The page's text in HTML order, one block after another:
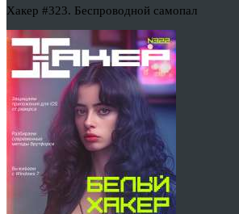
Хакер #323. Беспроводной самопал